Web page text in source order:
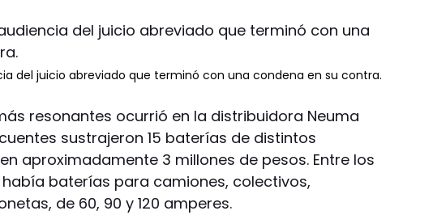
del juicio abreviado que terminó con una condena en su contra.
resonantes ocurrió en la distribuidora Neuma
sustrajeron 15 baterías de distintos
aproximadamente 3 millones de pesos. Entre los
baterías para camiones, colectivos,
de 60, 90 y 120 amperes.